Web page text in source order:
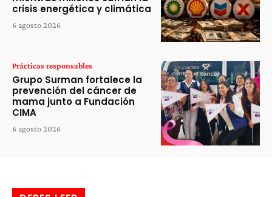
crisis energética y climática
6 agosto 2026
Prácticas responsables
Grupo Surman fortalece la
prevención del cáncer de
mama junto a Fundación
CIMA
6 agosto 2026